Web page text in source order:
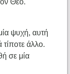
Θεό.
ψυχή, αυτή
τίποτε άλλο.
σε μία